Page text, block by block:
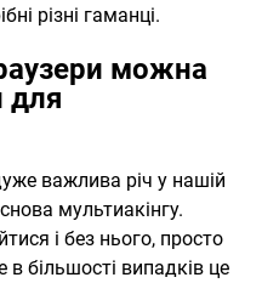
різні гаманці.
можна
для
важлива річ у нашій
мультиакінгу.
і без нього, просто
більшості випадків це